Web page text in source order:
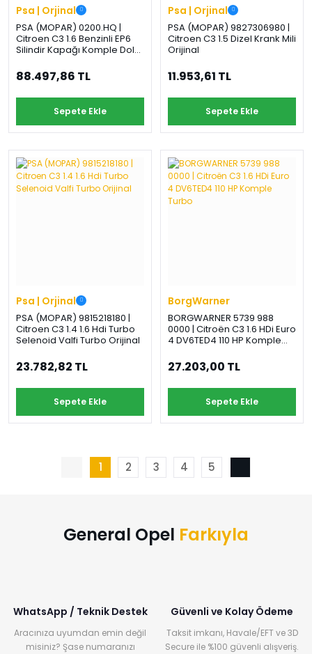
Psa | Orjinal
PSA (MOPAR) 0200.HQ |
Citroen C3 1.6 Benzinli EP6
Silindir Kapağı Komple Dolu
88.497,86 TL
Sepete Ekle
Psa | Orjinal
PSA (MOPAR) 9827306980 |
Citroen C3 1.5 Dizel Krank Mili
Orijinal
11.953,61 TL
Sepete Ekle
Psa | Orjinal
PSA (MOPAR) 9815218180 |
Citroen C3 1.4 1.6 Hdi Turbo
Selenoid Valfi Turbo Orijinal
23.782,82 TL
Sepete Ekle
BorgWarner
BORGWARNER 5739 988
0000 | Citroën C3 1.6 HDi Euro
4 DV6TED4 110 HP Komple
27.203,00 TL
Sepete Ekle
1 2 3 4 5
General Opel Farkıyla
WhatsApp / Teknik Destek
Aracınıza uyumdan emin değil
misiniz? Şase numaranızı
Güvenli ve Kolay Ödeme
Taksit imkanı, Havale/EFT ve 3D
Secure ile %100 güvenli alışveriş.